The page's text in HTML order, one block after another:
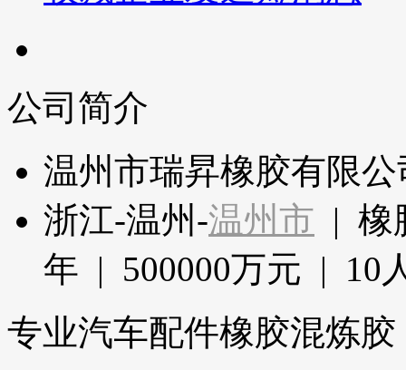
公司简介
温州市瑞昇橡胶有限公
浙江-温州-温州市 | 橡
年 | 500000万元 | 10
专业汽车配件橡胶混炼胶